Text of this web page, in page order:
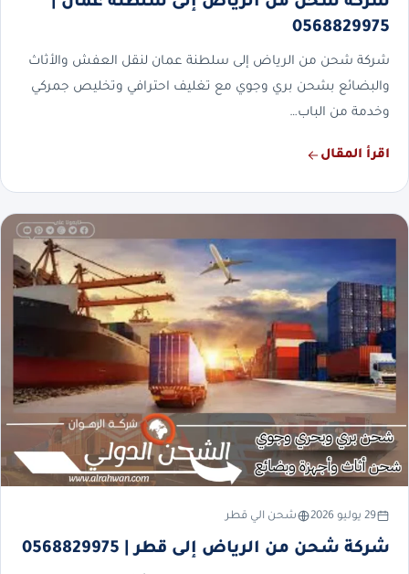
0568829975
شركة شحن من الرياض إلى سلطنة عمان لنقل العفش والأثاث
والبضائع بشحن بري وجوي مع تغليف احترافي وتخليص جمركي
وخدمة من الباب…
اقرأ المقال
29 يوليو 2026 شحن الي قطر
شركة شحن من الرياض إلى قطر | 0568829975